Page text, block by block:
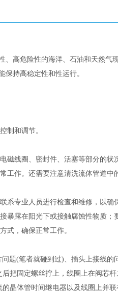
高危险性的海洋、石油和天然气
持高稳定性和性运行。
制和调节。
磁线圈、密封件、活塞等部分的状
工作。还需要注意清洗流体管道中
系专业人员进行检查和维修，以确
暴露在阳光下或接触腐蚀性物质；
式，确保正常工作。
题(笔者就碰到过)、插头上接线的
把固定螺丝拧上，线圈上在阀芯
晶体管时间继电器以及线圈上并